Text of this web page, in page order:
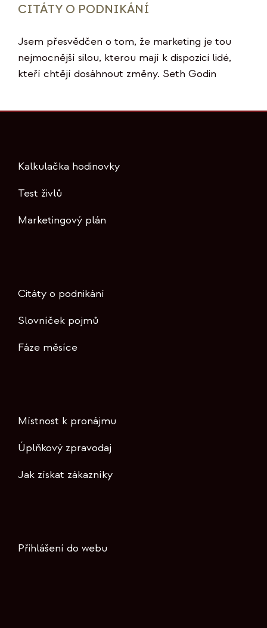
CITÁTY O PODNIKÁNÍ
Jsem přesvědčen o tom, že marketing je tou
nejmocnější silou, kterou mají k dispozici lidé,
kteří chtějí dosáhnout změny. Seth Godin
Kalkulačka hodinovky
Test živlů
Marketingový plán
Citáty o podnikání
Slovníček pojmů
Fáze měsíce
Místnost k pronájmu
Úplňkový zpravodaj
Jak získat zákazníky
Přihlášení do webu